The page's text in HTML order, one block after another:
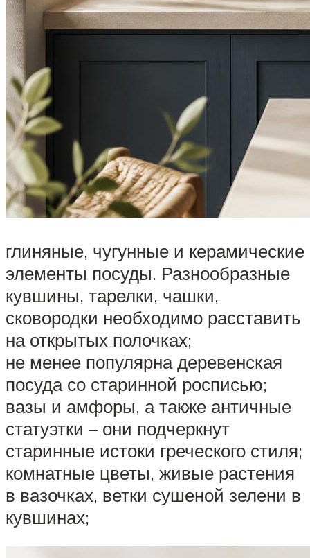
глиняные, чугунные и керамические
элементы посуды. Разнообразные
кувшины, тарелки, чашки,
сковородки необходимо расставить
на открытых полочках;
не менее популярна деревенская
посуда со старинной росписью;
вазы и амфоры, а также античные
статуэтки – они подчеркнут
старинные истоки греческого стиля;
комнатные цветы, живые растения
в вазочках, ветки сушеной зелени в
кувшинах;